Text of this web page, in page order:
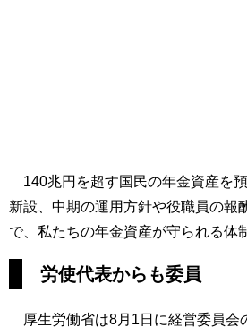
140兆円を超す国民の年金資産を
新設、中期の運用方針や役職員の報
で、私たちの年金資産が守られる体
労使代表からも委員
厚生労働省は8月1日に経営委員会